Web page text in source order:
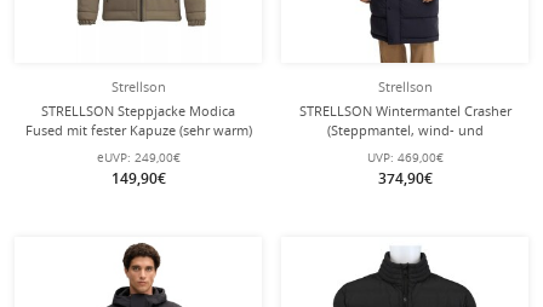
Strellson
STRELLSON Steppjacke Modica
Fused mit fester Kapuze (sehr warm)
olivegrün Herren
eUVP: 249,00€
149,90€
Strellson
STRELLSON Wintermantel Crasher
(Steppmantel, wind- und
wasserabweisend) dunkelblau
Herren
UVP: 469,00€
374,90€